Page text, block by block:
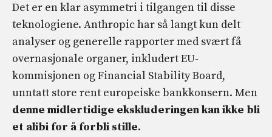
Det er en klar asymmetri i tilgangen til disse
teknologiene. Anthropic har så langt kun delt
analyser og generelle rapporter med svært få
overnasjonale organer, inkludert EU-
kommisjonen og Financial Stability Board,
unntatt store rent europeiske bankkonsern. Men
denne midlertidige ekskluderingen kan ikke bli
et alibi for å forbli stille.